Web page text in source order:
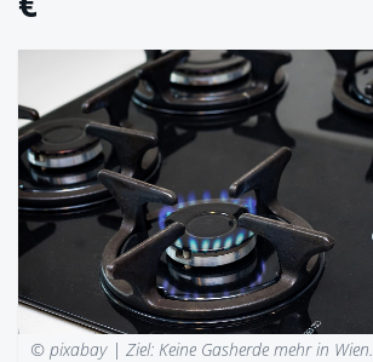
© pixabay |Ziel: Keine Gasherde mehr in Wien.